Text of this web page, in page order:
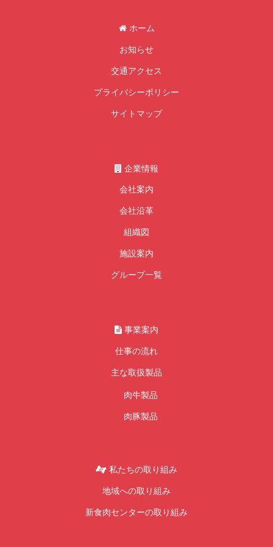
ホーム
お知らせ
交通アクセス
プライバシーポリシー
サイトマップ
企業情報
会社案内
会社沿革
組織図
施設案内
グループ一覧
事業案内
仕事の流れ
主な取扱製品
肉牛製品
肉豚製品
私たちの取り組み
地域への取り組み
新食肉センターの取り組み